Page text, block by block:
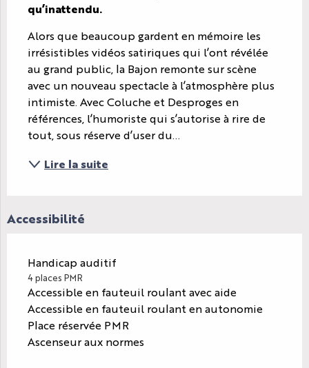
qu’inattendu.
Alors que beaucoup gardent en mémoire les
irrésistibles vidéos satiriques qui l’ont révélée
au grand public, la Bajon remonte sur scène
avec un nouveau spectacle à l’atmosphère plus
intimiste. Avec Coluche et Desproges en
références, l’humoriste qui s’autorise à rire de
tout, sous réserve d’user du...
Lire la suite
Accessibilité
Handicap auditif
4 places PMR
Accessible en fauteuil roulant avec aide
Accessible en fauteuil roulant en autonomie
Place réservée PMR
Ascenseur aux normes